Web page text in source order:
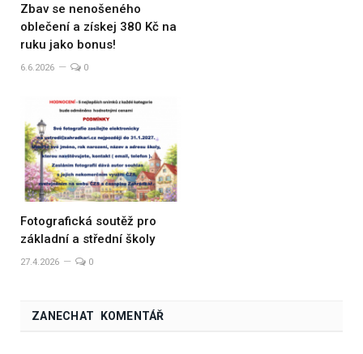
Zbav se nenošeného
oblečení a získej 380 Kč na
ruku jako bonus!
6.6.2026 0
Fotografická soutěž pro
základní a střední školy
27.4.2026 0
ZANECHAT KOMENTÁŘ